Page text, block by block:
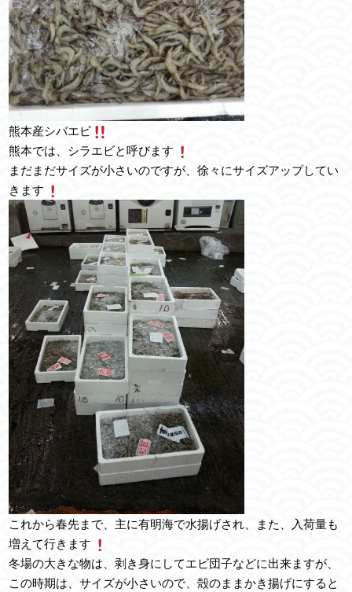
熊本産シバエビ
熊本では、シラエビと呼びます
まだまだサイズが小さいのですが、徐々にサイズアップしてい
きます
これから春先まで、主に有明海で水揚げされ、また、入荷量も
増えて行きます
冬場の大きな物は、剥き身にしてエビ団子などに出来ますが、
この時期は、サイズが小さいので、殻のままかき揚げにすると